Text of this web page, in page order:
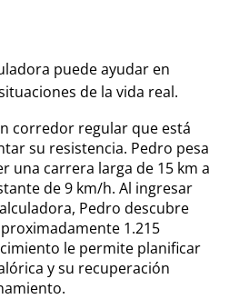
puede ayudar en
de la vida real.
corredor regular que está
su resistencia. Pedro pesa
una carrera larga de 15 km a
de 9 km/h. Al ingresar
Pedro descubre
1.215
le permite planificar
y su recuperación